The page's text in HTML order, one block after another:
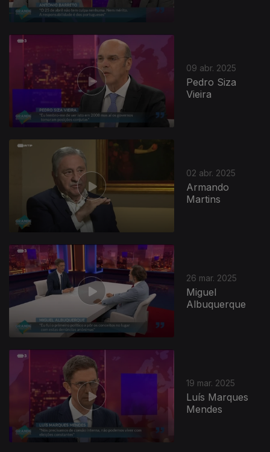
09 abr. 2025
Pedro Siza
Vieira
02 abr. 2025
Armando
Martins
26 mar. 2025
Miguel
Albuquerque
19 mar. 2025
Luís Marques
Mendes